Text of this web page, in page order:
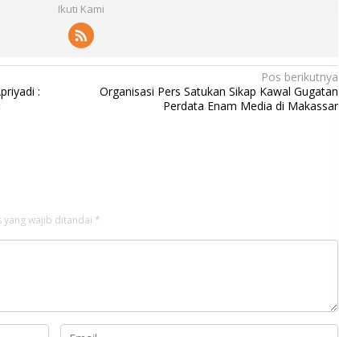
Ikuti Kami
:
Pos berikutnya
Organisasi Pers Satukan Sikap Kawal Gugatan
Perdata Enam Media di Makassar
yang wajib ditandai *